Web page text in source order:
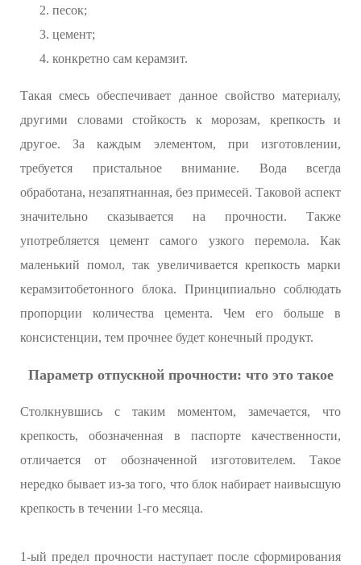
песок;
цемент;
конкретно сам керамзит.
Такая смесь обеспечивает данное свойство материалу,
другими словами стойкость к морозам, крепкость и
другое. За каждым элементом, при изготовлении,
требуется пристальное внимание. Вода всегда
обработана, незапятнанная, без примесей. Таковой аспект
значительно сказывается на прочности. Также
употребляется цемент самого узкого перемола. Как
маленький помол, так увеличивается крепкость марки
керамзитобетонного блока. Принципиально соблюдать
пропорции количества цемента. Чем его больше в
консистенции, тем прочнее будет конечный продукт.
Параметр отпускной прочности: что это такое
Столкнувшись с таким моментом, замечается, что
крепкость, обозначенная в паспорте качественности,
отличается от обозначенной изготовителем. Такое
нередко бывает из-за того, что блок набирает наивысшую
крепкость в течении 1-го месяца.
1-ый предел прочности наступает после сформирования